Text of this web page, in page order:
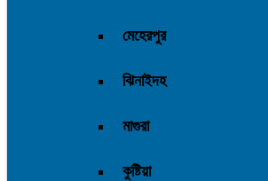
মেহেরপুর
ঝিনাইদহ
মাগুরা
কুষ্টিয়া